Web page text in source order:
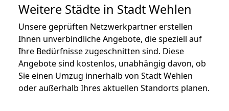
Weitere Städte in Stadt Wehlen
Unsere geprüften Netzwerkpartner erstellen
Ihnen unverbindliche Angebote, die speziell auf
Ihre Bedürfnisse zugeschnitten sind. Diese
Angebote sind kostenlos, unabhängig davon, ob
Sie einen Umzug innerhalb von Stadt Wehlen
oder außerhalb Ihres aktuellen Standorts planen.